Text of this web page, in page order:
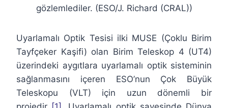
gözlemlediler. (ESO/J. Richard (CRAL))
Uyarlamalı Optik Tesisi ilki MUSE (Çoklu Birim
Tayfçeker Kaşifi) olan Birim Teleskop 4 (UT4)
üzerindeki aygıtlara uyarlamalı optik sisteminin
sağlanmasını içeren ESO’nun Çok Büyük
Teleskopu (VLT) için uzun dönemli bir